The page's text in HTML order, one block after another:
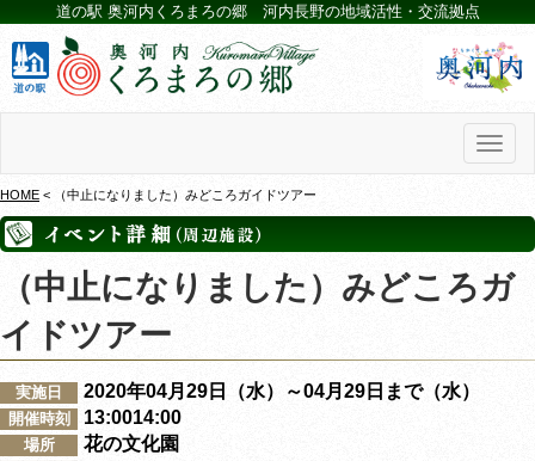
道の駅 奥河内くろまろの郷 河内長野の地域活性・交流拠点
HOME < （中止になりました）みどころガイドツアー
（中止になりました）みどころガ
イドツアー
実施日 2020年04月29日（水）～04月29日まで（水）
開催時刻 13:0014:00
場所 花の文化園